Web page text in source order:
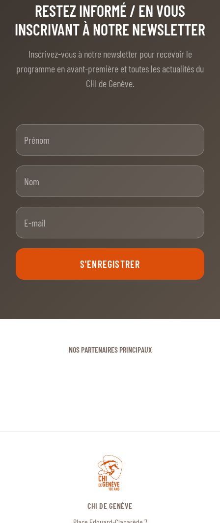
RESTEZ INFORMÉ / EN VOUS
INSCRIVANT À NOTRE NEWSLETTER
Inscrivez-vous à notre newsletter pour recevoir le
programme en avant-première et toutes les actualités du
CHI de Genève.
S'ENREGISTRER
NOS PARTENAIRES PRINCIPAUX
CHI DE GENÈVE